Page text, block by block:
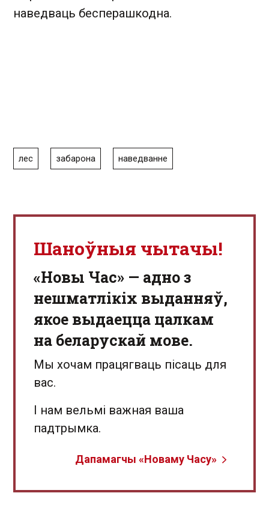
наведваць бесперашкодна.
лес забарона наведванне
Шаноўныя чытачы!
«Новы Час» — адно з
нешматлікіх выданняў,
якое выдаецца цалкам
на беларускай мове.
Мы хочам працягваць пісаць для
вас.
І нам вельмі важная ваша
падтрымка.
Дапамагчы «Новаму Часу»